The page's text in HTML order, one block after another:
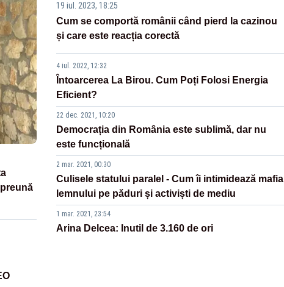
19 iul. 2023, 18:25
Cum se comportă românii când pierd la cazinou
și care este reacția corectă
4 iul. 2022, 12:32
Întoarcerea La Birou. Cum Poți Folosi Energia
Eficient?
22 dec. 2021, 10:20
Democrația din România este sublimă, dar nu
este funcțională
2 mar. 2021, 00:30
Culisele statului paralel - Cum îi intimidează mafia
lemnului pe păduri și activiști de mediu
1 mar. 2021, 23:54
Arina Delcea: Inutil de 3.160 de ori